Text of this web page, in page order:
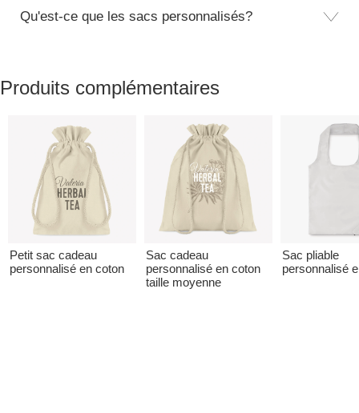
Qu'est-ce que les sacs personnalisés?
Produits complémentaires
Petit sac cadeau
personnalisé en coton
Sac cadeau
personnalisé en coton
taille moyenne
Sac pliable
personnalisé